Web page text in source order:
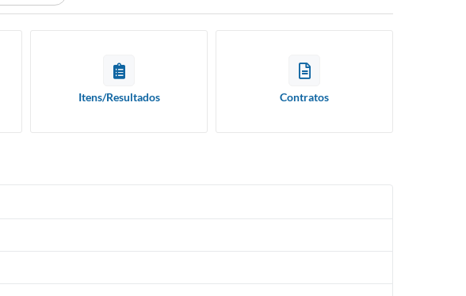
Itens/Resultados Contratos